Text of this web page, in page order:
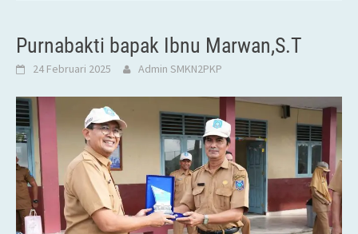
Purnabakti bapak Ibnu Marwan,S.T
24 Februari 2025 Admin SMKN2PKP